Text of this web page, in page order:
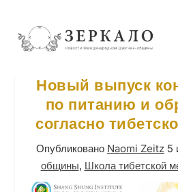
Новый выпуск
по питанию и
согласно
Опубликовано Naomi Zeitz 5
общины, Школа тибетской